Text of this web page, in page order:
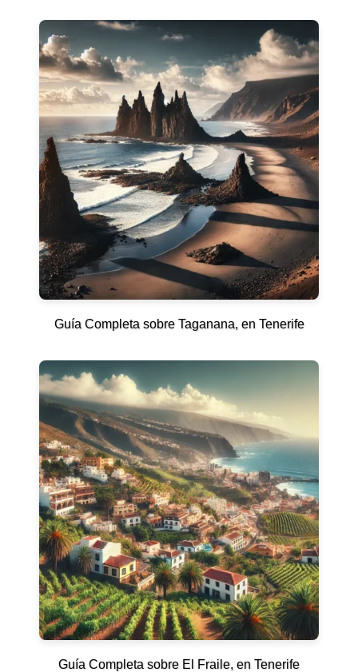
Guía Completa sobre Taganana, en Tenerife
Guía Completa sobre El Fraile, en Tenerife